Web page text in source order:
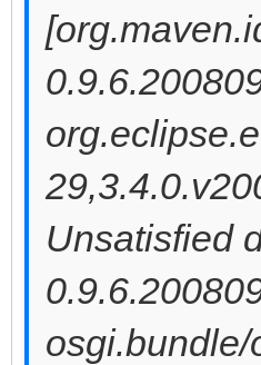
Unsatisfied